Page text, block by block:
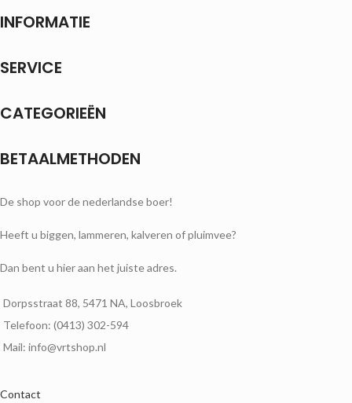
INFORMATIE
SERVICE
CATEGORIEËN
BETAALMETHODEN
De shop voor de nederlandse boer!
Heeft u biggen, lammeren, kalveren of pluimvee?
Dan bent u hier aan het juiste adres.
Dorpsstraat 88, 5471 NA, Loosbroek
Telefoon: (0413) 302-594
Mail: info@vrtshop.nl
Contact